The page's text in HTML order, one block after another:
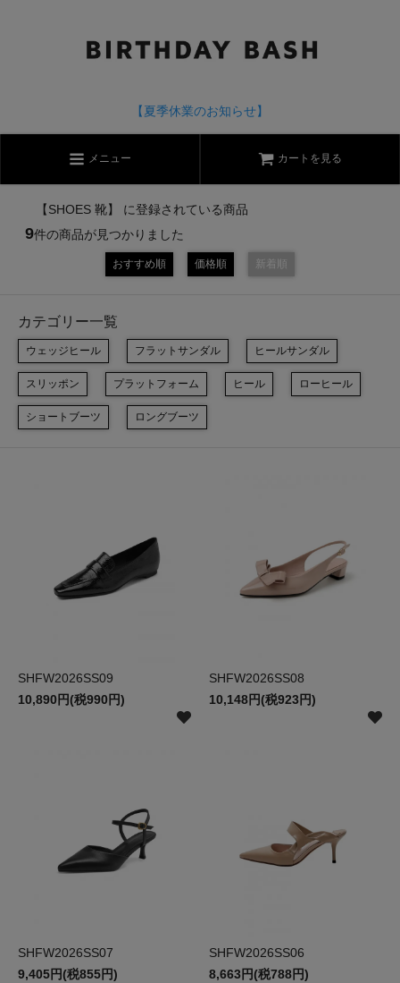
【夏季休業のお知らせ】
メニュー カートを見る
【SHOES 靴】 に登録されている商品
9件の商品が見つかりました
おすすめ順 価格順 新着順
カテゴリー一覧
ウェッジヒール フラットサンダル ヒールサンダル
スリッポン プラットフォーム ヒール ローヒール
ショートブーツ ロングブーツ
SHFW2026SS09
10,890円(税990円)
SHFW2026SS08
10,148円(税923円)
SHFW2026SS07
9,405円(税855円)
SHFW2026SS06
8,663円(税788円)